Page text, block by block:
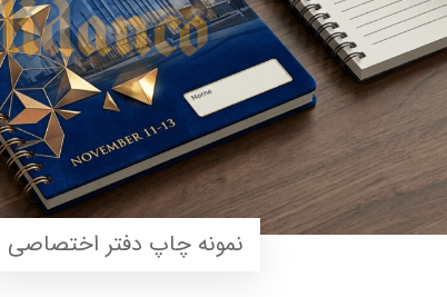
نمونه چاپ دفتر اختصاصی